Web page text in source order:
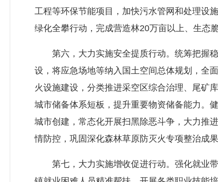
工程等环保节能项目，加快污水管网和处理设
绿化全攀行动，完成营造林20万亩以上、生态
第六，大力实施安全提质行动。统筹把握稳
设，将应急场地等纳入国土空间总体规划，全
火设施建设，分类推进采空区综合治理、尾矿
城市储备体系短板，提升重要物资储备能力。
城市创建，常态化开展扫黑除恶斗争，大力推
情防控，巩固深化森林草原防灭火专项整治成
第七，大力实施增收促进行动。强化就业带